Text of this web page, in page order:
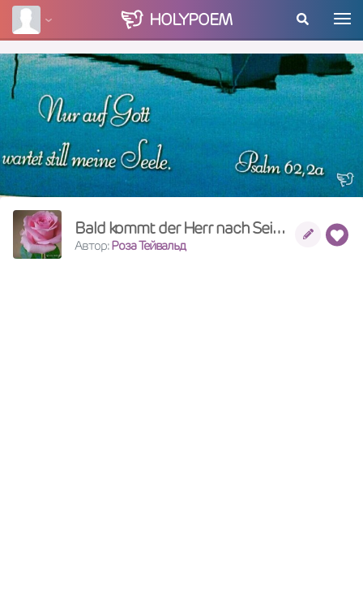
HOLYPOEM
Bald kommt der Herr nach Seiner Braut
Автор:Роза Тейвальд